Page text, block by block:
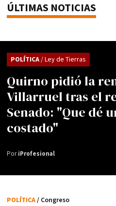
ÚLTIMAS NOTICIAS
Quirno pidió la
Villarruel tras el
Senado: "Que dé
costado"
POLÍTICA/ Ley de Tierras
PoriProfesional
POLÍTICA/ Congreso